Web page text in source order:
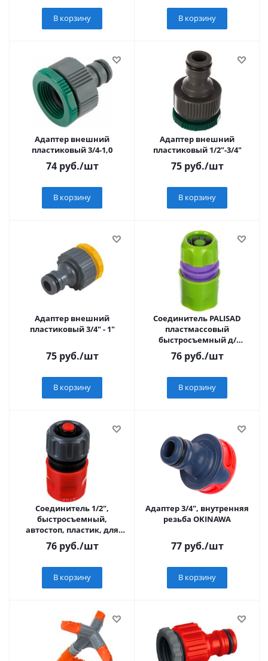
В корзину В корзину
Адаптер внешний
пластиковый 3/4-1,0
74руб./шт
В корзину
Адаптер внешний
пластиковый 1/2"-3/4"
75руб./шт
В корзину
Адаптер внешний
пластиковый 3/4" - 1"
75руб./шт
В корзину
Соединитель PALISAD
пластмассовый
быстросъемный д/
шланга 1/2"
76руб./шт
В корзину
Соединитель 1/2",
быстросъемный,
автостоп, пластик, для
шланга, Grinda, GC-12A, 8-
426329_z01
76руб./шт
В корзину
Адаптер 3/4", внутренняя
резьба OKINAWA
77руб./шт
В корзину